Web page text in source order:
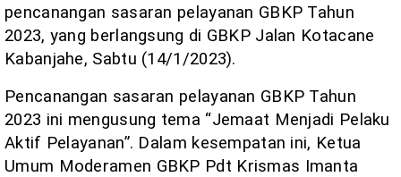
pencanangan sasaran pelayanan GBKP Tahun
2023, yang berlangsung di GBKP Jalan Kotacane
Kabanjahe, Sabtu (14/1/2023).
Pencanangan sasaran pelayanan GBKP Tahun
2023 ini mengusung tema “Jemaat Menjadi Pelaku
Aktif Pelayanan”. Dalam kesempatan ini, Ketua
Umum Moderamen GBKP Pdt Krismas Imanta